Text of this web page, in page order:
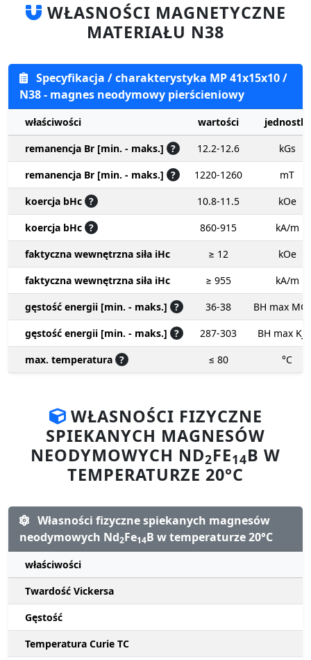
WŁASNOŚCI MAGNETYCZNE
MATERIAŁU N38
Specyfikacja / charakterystyka MP 41x15x10 /
N38 - magnes neodymowy pierścieniowy
właściwości wartości
jednostki
remanencja Br [min. - maks.] ? 12.2-12.6
kGs
remanencja Br [min. - maks.] ? 1220-1260
mT
koercja bHc ? 10.8-11.5
kOe
koercja bHc ? 860-915
kA/m
faktyczna wewnętrzna siła iHc
≥ 12
kOe
faktyczna wewnętrzna siła iHc
≥ 955
kA/m
gęstość energii [min. - maks.] ? 36-38
BH max
gęstość energii [min. - maks.] ? 287-303
BH max
max. temperatura ? ≤ 80 °C
WŁASNOŚCI FIZYCZNE
SPIEKANYCH MAGNESÓW
NEODYMOWYCH ND2FE14B W
TEMPERATURZE 20°C
Własności fizyczne spiekanych magnesów
neodymowych Nd2Fe14B w temperaturze 20°C
właściwości
Twardość Vickersa
Gęstość
Temperatura Curie TC